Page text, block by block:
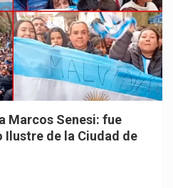
Marcos Senesi: fue
de la Ciudad de